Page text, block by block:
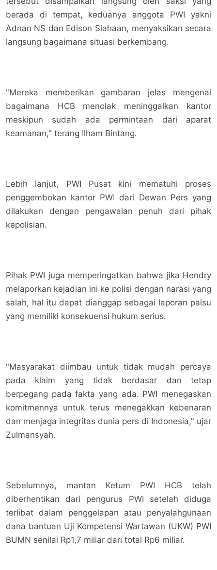
berada di tempat, keduanya anggota PWI yakni
Adnan NS dan Edison Siahaan, menyaksikan secara
langsung bagaimana situasi berkembang.
"Mereka memberikan gambaran jelas mengenai
bagaimana HCB menolak meninggalkan kantor
meskipun sudah ada permintaan dari aparat
keamanan," terang Ilham Bintang.
Lebih lanjut, PWI Pusat kini mematuhi proses
penggembokan kantor PWI dari Dewan Pers yang
dilakukan dengan pengawalan penuh dari pihak
kepolisian.
Pihak PWI juga memperingatkan bahwa jika Hendry
melaporkan kejadian ini ke polisi dengan narasi yang
salah, hal itu dapat dianggap sebagai laporan palsu
yang memiliki konsekuensi hukum serius.
"Masyarakat diimbau untuk tidak mudah percaya
pada klaim yang tidak berdasar dan tetap
berpegang pada fakta yang ada. PWI menegaskan
komitmennya untuk terus menegakkan kebenaran
dan menjaga integritas dunia pers di Indonesia," ujar
Zulmansyah.
Sebelumnya, mantan Ketum PWI HCB telah
diberhentikan dari pengurus PWI setelah diduga
terlibat dalam penggelapan atau penyalahgunaan
dana bantuan Uji Kompetensi Wartawan (UKW) PWI
BUMN senilai Rp1,7 miliar dari total Rp6 miliar.